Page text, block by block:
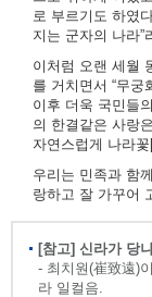
로 부르기도 하였
지는 군자의 나라”
이처럼 오랜 세월
를 거치면서 “무궁
이후 더욱 국민들
의 한결같은 사랑
자연스럽게 나라
우리는 민족과 함
랑하고 잘 가꾸어
[참고] 신라가 당
- 최치원(崔致遠)
라 일컬음.